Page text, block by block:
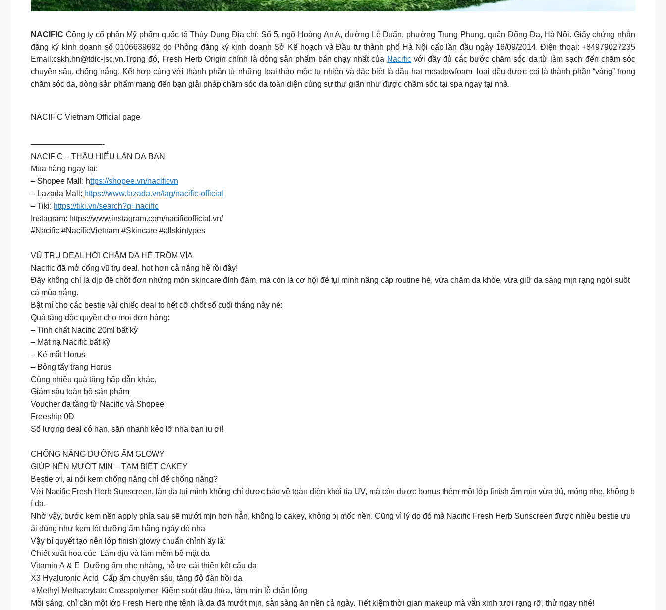
NACIFIC Công ty cổ phần Mỹ phẩm quốc tế Thùy Dung Địa chỉ: Số 5, ngõ Hoàng An A, đường Lê Duẩn, phường Trung Phụng, quận Đống Đa, Hà Nội. Giấy chứng nhận
đăng ký kinh doanh số 0106639692 do Phòng đăng ký kinh doanh Sở Kế hoạch và Đầu tư thành phố Hà Nội cấp lần đầu ngày 16/09/2014. Điện thoại: +84979027235
Email:cskh.hn@tdic-jsc.vn.Trong đó, Fresh Herb Origin chính là dòng sản phẩm bán chạy nhất của Nacificvới đầy đủ các bước chăm sóc da từ làm sạch đến chăm sóc
chuyên sâu, chống nắng. Kết hợp cùng với thành phần từ những loại thảo mộc tự nhiên và đặc biệt là dầu hạt meadowfoam loại dầu được coi là thành phần “vàng” trong
chăm sóc da, dòng sản phẩm mang đến bạn giải pháp chăm sóc da toàn diện cùng sự thư giãn như được chăm sóc tại spa ngay tại nhà.
NACIFIC Vietnam Official page
—————————-
NACIFIC – THẤU HIỂU LÀN DA BẠN
Mua hàng ngay tại:
– Shopee Mall: https://shopee.vn/nacificvn
– Lazada Mall: https://www.lazada.vn/tag/nacific-official
– Tiki: https://tiki.vn/search?q=nacific
Instagram: https://www.instagram.com/nacificofficial.vn/
#Nacific #NacificVietnam #Skincare #allskintypes
VŨ TRỤ DEAL HỜI CHĂM DA HÈ TRỘM VÍA
Nacific đã mở cổng vũ trụ deal, hot hơn cả nắng hè rồi đây!
Đây không chỉ là dịp để chốt đơn những món skincare đình đám, mà còn là cơ hội để tụi mình nâng cấp routine hè, vừa chăm da khỏe, vừa giữ da sáng mịn rạng ngời suốt
cả mùa nắng.
Bật mí cho các bestie vài chiếc deal to hết cỡ chốt sổ cuối tháng này nè:
Quà tặng độc quyền cho mọi đơn hàng:
– Tinh chất Nacific 20ml bất kỳ
– Mặt nạ Nacific bất kỳ
– Kẻ mắt Horus
– Bông tẩy trang Horus
Cùng nhiều quà tặng hấp dẫn khác.
Giảm sâu toàn bộ sản phẩm
Voucher đa tầng từ Nacific và Shopee
️Freeship 0Đ
Số lượng deal có hạn, săn nhanh kẻo lỡ nha bạn iu ơi!
CHỐNG NẮNG DƯỠNG ẨM GLOWY
GIÚP NỀN MƯỚT MỊN – TẠM BIỆT CAKEY
Bestie ơi, ai nói kem chống nắng chỉ để chống nắng?
Với Nacific Fresh Herb Sunscreen, làn da tụi mình không chỉ được bảo vệ toàn diện khỏi tia UV, mà còn được bonus thêm một lớp finish ẩm mịn vừa đủ, mỏng nhẹ, không b
í da.
Nhờ vậy, bước kem nền apply phía sau sẽ mướt mịn hơn hẳn, không lo cakey, không bị mốc nền. Cũng vì lý do đó mà Nacific Fresh Herb Sunscreen được nhiều bestie ưu
ái dùng như kem lót dưỡng ẩm hằng ngày đó nha
Vậy bí quyết tạo nên lớp finish glowy chuẩn chỉnh ấy là:
Chiết xuất hoa cúc Làm dịu và làm mềm bề mặt da
Vitamin A & E Dưỡng ẩm nhẹ nhàng, hỗ trợ cải thiện kết cấu da
X3 Hyaluronic Acid Cấp ẩm chuyên sâu, tăng độ đàn hồi da
⭐Methyl Methacrylate Crosspolymer Kiểm soát dầu thừa, làm mịn lỗ chân lông
Mỗi sáng, chỉ cần một lớp Fresh Herb nhẹ tênh là da đã mướt mịn, sẵn sàng ăn nền cả ngày. Tiết kiệm thời gian makeup mà vẫn xinh tươi rạng rỡ, thử ngay nhé!